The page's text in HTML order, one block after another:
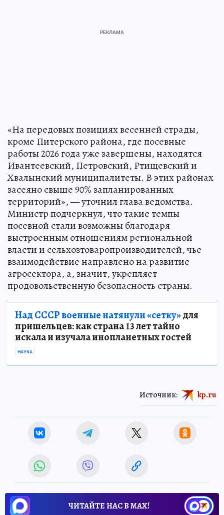
«На передовых позициях весенней страды,
кроме Питерского района, где посевные
работы 2026 года уже завершены, находятся
Ивантеевский, Петровский, Ртищевский и
Хвалынский муниципалитеты. В этих районах
засеяно свыше 90% запланированных
территорий», — уточнил глава ведомства.
Министр подчеркнул, что такие темпы
посевной стали возможны благодаря
выстроенным отношениям региональной
власти и сельхозтоваропроизводителей, чье
взаимодействие направлено на развитие
агросектора, а, значит, укрепляет
продовольственную безопасность страны.
Над СССР военные натянули «сетку»для
пришельцев: как страна 13 лет тайно
искала и изучала инопланетных гостей
НАУКА
Источник: kp.ru
ЧИТАЙТЕ НАС В МАХ!